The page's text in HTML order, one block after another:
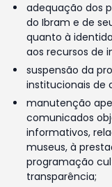
adequação dos
do Ibram e de
quanto à
aos recursos de
suspensão da
institucionais de
manutenção
comunicados
informativos,
museus, à
programação
transparência;